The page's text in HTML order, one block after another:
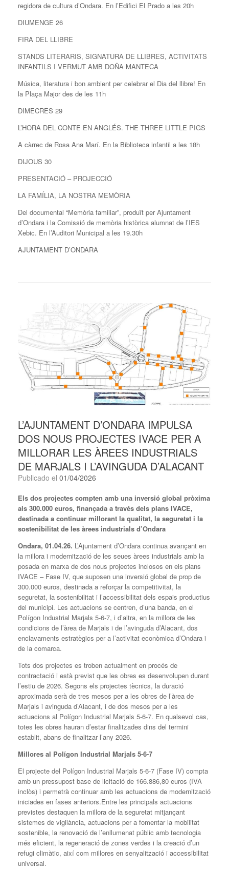
regidora de cultura d’Ondara. En l’Edifici El Prado a les 20h
DIUMENGE 26
FIRA DEL LLIBRE
STANDS LITERARIS, SIGNATURA DE LLIBRES, ACTIVITATS
INFANTILS I VERMUT AMB DOÑA MANTECA
Música, literatura i bon ambient per celebrar el Dia del llibre! En
la Plaça Major des de les 11h
DIMECRES 29
L’HORA DEL CONTE EN ANGLÉS. THE THREE LITTLE PIGS
A càrrec de Rosa Ana Marí. En la Biblioteca infantil a les 18h
DIJOUS 30
PRESENTACIÓ – PROJECCIÓ
LA FAMÍLIA, LA NOSTRA MEMÒRIA
Del documental “Memòria familiar”, produït per Ajuntament
d’Ondara i la Comissió de memòria històrica alumnat de l’IES
Xebic. En l’Auditori Municipal a les 19.30h
AJUNTAMENT D’ONDARA
L’AJUNTAMENT D’ONDARA IMPULSA
DOS NOUS PROJECTES IVACE PER A
MILLORAR LES ÀREES INDUSTRIALS
DE MARJALS I L’AVINGUDA D’ALACANT
Publicado el 01/04/2026
Els dos projectes compten amb una inversió global pròxima
als 300.000 euros, finançada a través dels plans IVACE,
destinada a continuar millorant la qualitat, la seguretat i la
sostenibilitat de les àrees industrials d’Ondara
Ondara, 01.04.26. L’Ajuntament d’Ondara continua avançant en
la millora i modernització de les seues àrees industrials amb la
posada en marxa de dos nous projectes inclosos en els plans
IVACE – Fase IV, que suposen una inversió global de prop de
300.000 euros, destinada a reforçar la competitivitat, la
seguretat, la sostenibilitat i l’accessibilitat dels espais productius
del municipi. Les actuacions se centren, d’una banda, en el
Polígon Industrial Marjals 5-6-7, i d’altra, en la millora de les
condicions de l’àrea de Marjals i de l’avinguda d’Alacant, dos
enclavaments estratègics per a l’activitat econòmica d’Ondara i
de la comarca.
Tots dos projectes es troben actualment en procés de
contractació i està previst que les obres es desenvolupen durant
l’estiu de 2026. Segons els projectes tècnics, la duració
aproximada serà de tres mesos per a les obres de l’àrea de
Marjals i avinguda d’Alacant, i de dos mesos per a les
actuacions al Polígon Industrial Marjals 5-6-7. En qualsevol cas,
totes les obres hauran d’estar finalitzades dins del termini
establit, abans de finalitzar l’any 2026.
Millores al Polígon Industrial Marjals 5-6-7
El projecte del Polígon Industrial Marjals 5-6-7 (Fase IV) compta
amb un pressupost base de licitació de 166.886,80 euros (IVA
inclòs) i permetrà continuar amb les actuacions de modernització
iniciades en fases anteriors.Entre les principals actuacions
previstes destaquen la millora de la seguretat mitjançant
sistemes de vigilància, actuacions per a fomentar la mobilitat
sostenible, la renovació de l’enllumenat públic amb tecnologia
més eficient, la regeneració de zones verdes i la creació d’un
refugi climàtic, així com millores en senyalització i accessibilitat
universal.